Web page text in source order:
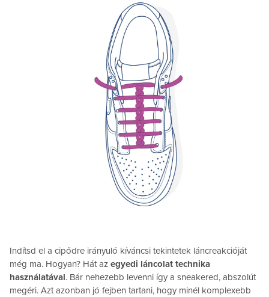
Indítsd el a cipődre irányuló kíváncsi tekintetek láncreakcióját
még ma. Hogyan? Hát az egyedi láncolat technika
használatával. Bár nehezebb levenni így a sneakered, abszolút
megéri. Azt azonban jó fejben tartani, hogy minél komplexebb